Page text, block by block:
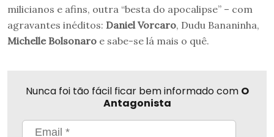
milicianos e afins, outra “besta do apocalipse” – com
agravantes inéditos: Daniel Vorcaro, Dudu Bananinha,
Michelle Bolsonaro e sabe-se lá mais o quê.
Nunca foi tão fácil ficar bem informado com O
Antagonista